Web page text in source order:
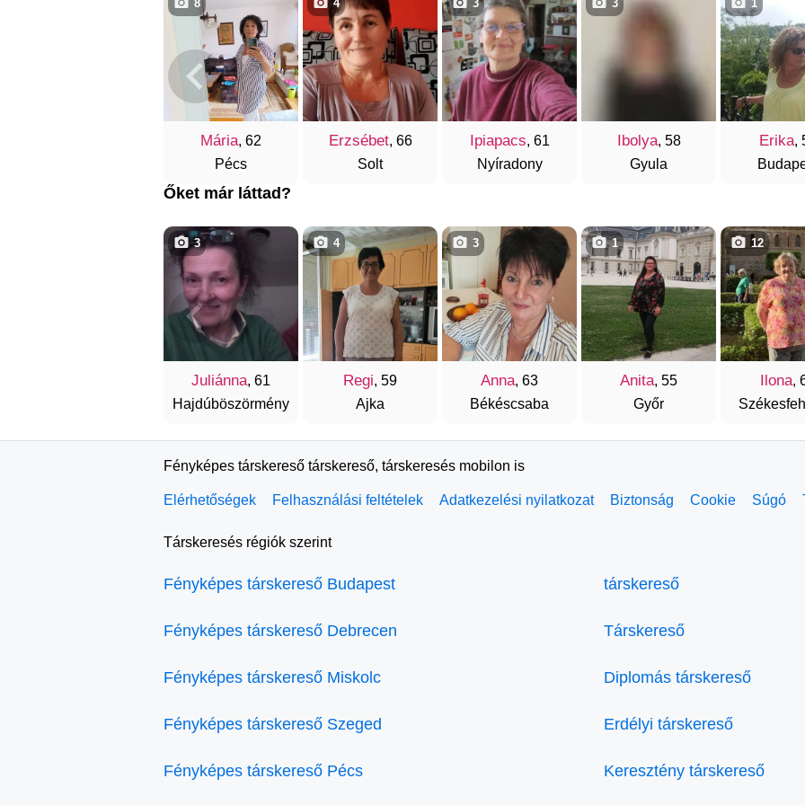
Mária, 62
Pécs
8
Erzsébet, 66
Solt
4
Ipiapacs, 61
Nyíradony
3
Ibolya, 58
Gyula
3
Erika,
1
Őket már láttad?
Juliánna, 61
Hajdúböszörmény
3
Regi, 59
Ajka
4
Anna, 63
Békéscsaba
3
Anita, 55
Győr
1
Ilona,
12
Fényképes társkereső társkereső, társkeresés mobilon is
Elérhetőségek Felhasználási feltételek Adatkezelési nyilatkozat Biztonság Cookie Súgó
Társkeresés régiók szerint
Fényképes társkereső Budapest
Fényképes társkereső Debrecen
Fényképes társkereső Miskolc
Fényképes társkereső Szeged
Fényképes társkereső Pécs
társkereső
Társkereső
Diplomás társkereső
Erdélyi társkereső
Keresztény társkereső